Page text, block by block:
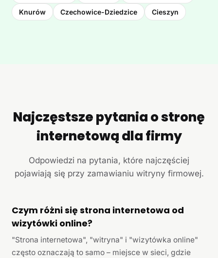
Knurów Czechowice-Dziedzice Cieszyn
Najczęstsze pytania o stronę
internetową dla firmy
Odpowiedzi na pytania, które najczęściej
pojawiają się przy zamawianiu witryny firmowej.
Czym różni się strona internetowa od
wizytówki online?
"Strona internetowa", "witryna" i "wizytówka online"
często oznaczają to samo – miejsce w sieci, gdzie